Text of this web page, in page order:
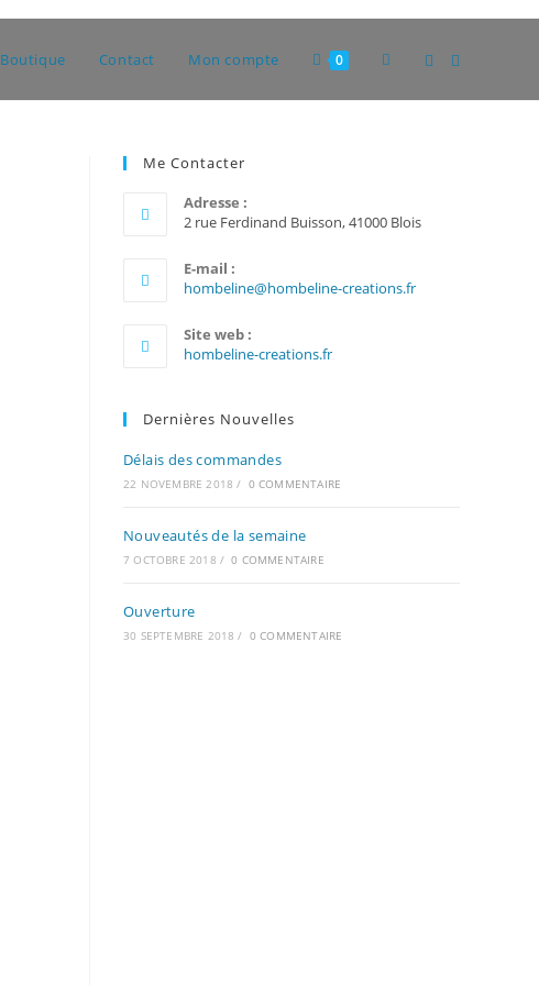
Boutique Contact Mon compte 0 Toggle
search
Me Contacter
Adresse :
2 rue Ferdinand Buisson, 41000 Blois
E-mail :
hombeline@hombeline-creations.frS’ouvre
Site web :
hombeline-creations.fr
Dernières Nouvelles
Délais des commandes
22 NOVEMBRE 2018 / 0 COMMENTAIRE
Nouveautés de la semaine
7 OCTOBRE 2018 / 0 COMMENTAIRE
Ouverture
30 SEPTEMBRE 2018 / 0 COMMENTAIRE